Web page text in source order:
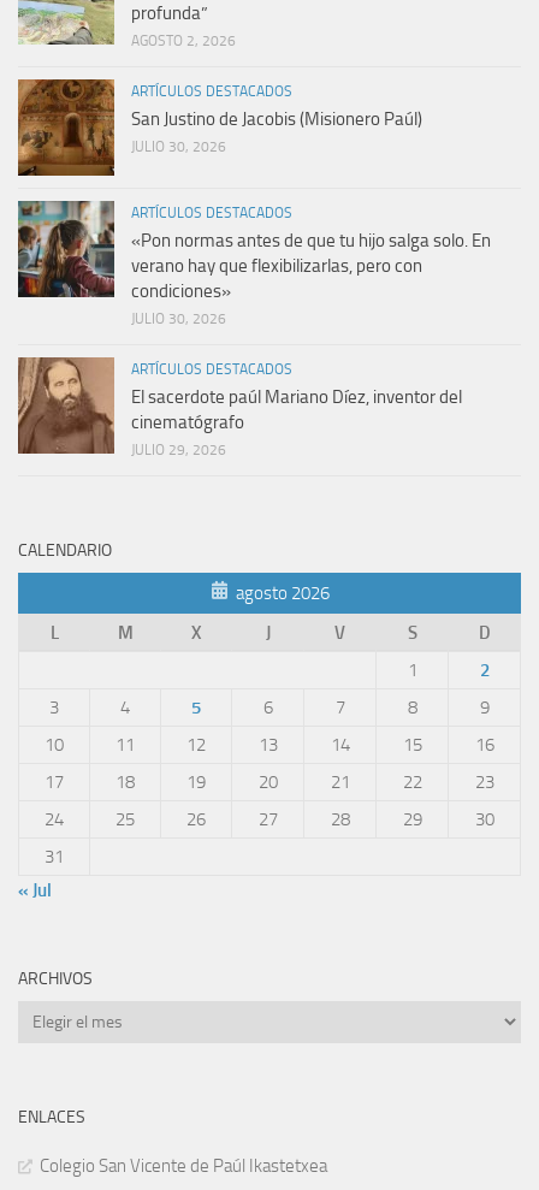
profunda”
AGOSTO 2, 2026
ARTÍCULOS DESTACADOS
San Justino de Jacobis (Misionero Paúl)
JULIO 30, 2026
ARTÍCULOS DESTACADOS
«Pon normas antes de que tu hijo salga solo. En
verano hay que flexibilizarlas, pero con
condiciones»
JULIO 30, 2026
ARTÍCULOS DESTACADOS
El sacerdote paúl Mariano Díez, inventor del
cinematógrafo
JULIO 29, 2026
CALENDARIO
agosto 2026
L
M X J V S
D
1
2
3
4 5 6 7 8
9
10
11 12 13 14 15
16
17
18 19 20 21 22
23
24
25 26 27 28 29
30
31
« Jul
ARCHIVOS
Archivos
ENLACES
Colegio San Vicente de Paúl Ikastetxea